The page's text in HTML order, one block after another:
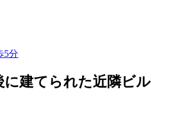
5分
に建てられた近隣ビル